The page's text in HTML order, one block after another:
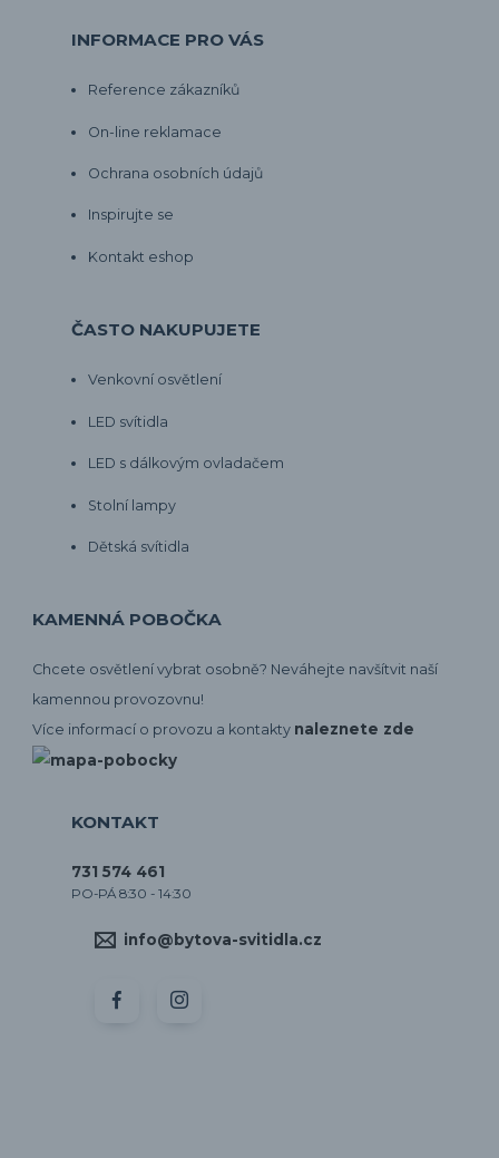
INFORMACE PRO VÁS
Reference zákazníků
On-line reklamace
Ochrana osobních údajů
Inspirujte se
Kontakt eshop
ČASTO NAKUPUJETE
Venkovní osvětlení
LED svítidla
LED s dálkovým ovladačem
Stolní lampy
Dětská svítidla
KAMENNÁ POBOČKA
Chcete osvětlení vybrat osobně? Neváhejte navšítvit naší
kamennou provozovnu!
Více informací o provozu a kontakty naleznete zde
KONTAKT
731 574 461
PO-PÁ 8:30 - 14:30
info@bytova-svitidla.cz